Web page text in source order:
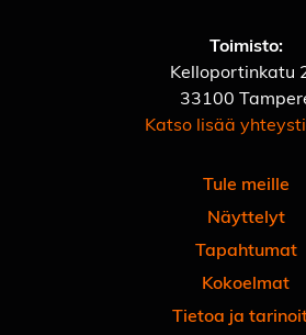
Toimisto:
Kelloportinkatu
33100
Katso lisää
Tule meille
Näyttelyt
Tapahtumat
Kokoelmat
Tietoa ja